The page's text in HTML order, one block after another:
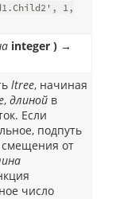
1,
integer ) →
ltree, начиная
, длиной в
Если
подпуть
смещения от
число